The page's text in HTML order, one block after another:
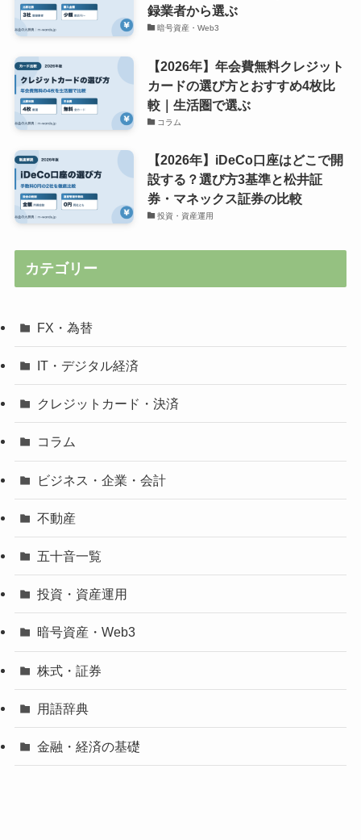
録業者から選ぶ
暗号資産・Web3
【2026年】年会費無料クレジット
カードの選び方とおすすめ4枚比
較｜生活圏で選ぶ
コラム
【2026年】iDeCo口座はどこで開
設する？選び方3基準と松井証
券・マネックス証券の比較
投資・資産運用
カテゴリー
FX・為替
IT・デジタル経済
クレジットカード・決済
コラム
ビジネス・企業・会計
不動産
五十音一覧
投資・資産運用
暗号資産・Web3
株式・証券
用語辞典
金融・経済の基礎